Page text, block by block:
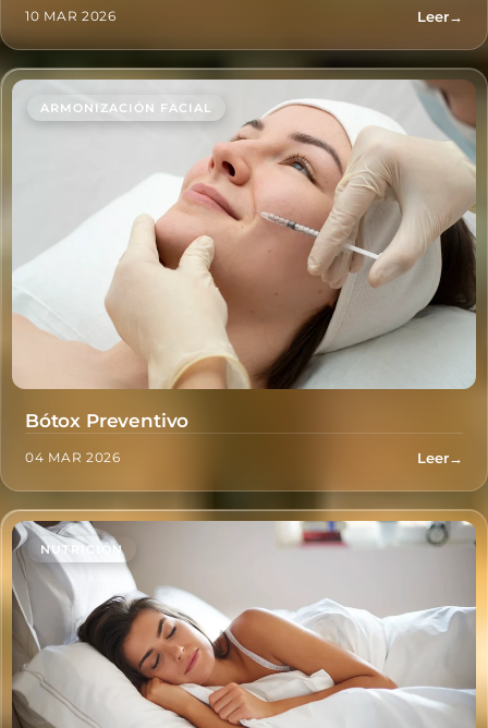
10 MAR 2026 Leer→
ARMONIZACIÓN FACIAL
Bótox Preventivo
04 MAR 2026 Leer→
NUTRICIÓN